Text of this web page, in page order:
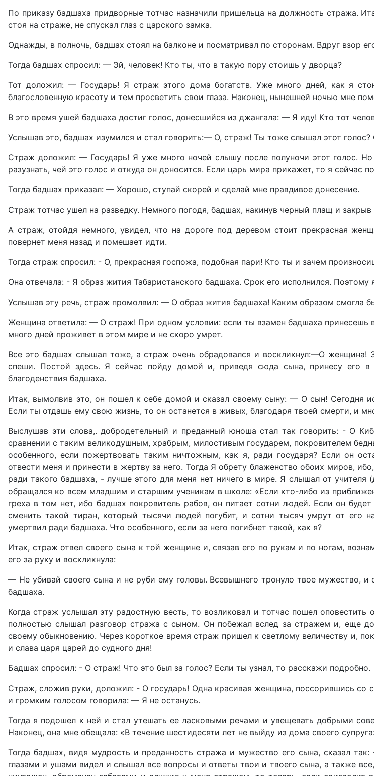
По приказу бадшаха придворные тотчас назначили пришельца на должность стража.
стоя на страже, не спускал глаз с царского замка.
Однажды, в полночь, бадшах стоял на балконе и посматривал по сторонам. Вдруг взор
Тогда бадшах спросил: — Эй, человек! Кто ты, что в такую пору стоишь у дворца?
Тот доложил: — Государь! Я страж этого дома богатств. Уже много дней, как я
благословенную красоту и тем просветить свои глаза. Наконец, нынешней ночью мне
В это время ушей бадшаха достиг голос, донесшийся из джангала: — Я иду! Кто тот
Услышав это, бадшах изумился и стал говорить:— О, страж! Ты тоже слышал этот голос?
Страж доложил: — Государь! Я уже много ночей слышу после полуночи этот голос.
разузнать, чей это голос и откуда он доносится. Если царь мира прикажет, то я сейчас
Тогда бадшах приказал: — Хорошо, ступай скорей и сделай мне правдивое донесение.
Страж тотчас ушел на разведку. Немного погодя, бадшах, накинув черный плащ и
А страж, отойдя немного, увидел, что на дороге под деревом стоит прекрасная
повернет меня назад и помешает идти.
Тогда страж спросил: - О, прекрасная госпожа, подобная пари! Кто ты и зачем
Она отвечала: - Я образ жития Табаристанского бадшаха. Срок его исполнился. Поэтому
Услышав эту речь, страж промолвил: — О образ жития бадшаха! Каким образом смогла
Женщина ответила: — О страж! При одном условии: если ты взамен бадшаха принесешь
много дней проживет в этом мире и не скоро умрет.
Все это бадшах слышал тоже, а страж очень обрадовался и воскликнул:—О
спеши. Постой здесь. Я сейчас пойду домой и, приведя сюда сына, принесу его
благоденствия бадшаха.
Итак, вымолвив это, он пошел к себе домой и сказал своему сыну: — О сын! Сегодня
Если ты отдашь ему свою жизнь, то он останется в живых, благодаря твоей смерти, и
Выслушав эти слова,. добродетельный и преданный юноша стал так говорить: - О
сравнении с таким великодушным, храбрым, милостивым государем, покровителем
особенного, если пожертвовать таким ничтожным, как я, ради государя? Если он
отвести меня и принести в жертву за него. Тогда Я обрету блаженство обоих миров,
ради такого бадшаха, - лучше этого для меня нет ничего в мире. Я слышал от
обращался ко всем младшим и старшим ученикам в школе: «Если кто-либо из
греха в том нет, ибо бадшах покровитель рабов, он питает сотни людей. Если он
сменить такой тиран, который тысячи людей погубит, и сотни тысяч умрут от его
умертвил ради бадшаха. Что особенного, если за него погибнет такой, как я?
Итак, страж отвел своего сына к той женщине и, связав его по рукам и по ногам,
его за руку и воскликнула:
— Не убивай своего сына и не руби ему головы. Всевышнего тронуло твое мужество, и
бадшаха.
Когда страж услышал эту радостную весть, то возликовал и тотчас пошел
полностью слышал разговор стража с сыном. Он побежал вслед за стражем и, еще
своему обыкновению. Через короткое время страж пришел к светлому величеству и,
и слава царя царей до судного дня!
Бадшах спросил: - О страж! Что это был за голос? Если ты узнал, то расскажи подробно.
Страж, сложив руки, доложил: - О государь! Одна красивая женщина, поссорившись
и громким голосом говорила: — Я не останусь.
Тогда я подошел к ней и стал утешать ее ласковыми речами и увещевать добрыми
Наконец, она мне обещала: «В течение шестидесяти лет не выйду из дома своего
Тогда бадшах, видя мудрость и преданность стража и мужество его сына, сказал
глазами и ушами видел и слышал все вопросы и ответы твои и твоего сына, а также